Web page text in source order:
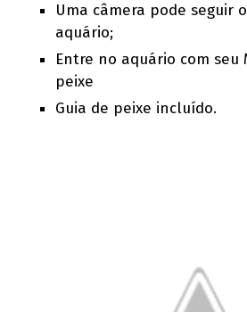
Uma câmera pode seguir
aquário;
Entre no aquário com seu
peixe
Guia de peixe incluído.